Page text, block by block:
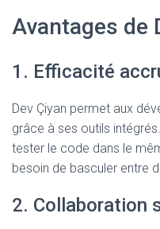
Avantages de
1. Efficacité
Dev Çiyan permet aux
grâce à ses outils
tester le code dans le
besoin de basculer entre
2. Collaboration